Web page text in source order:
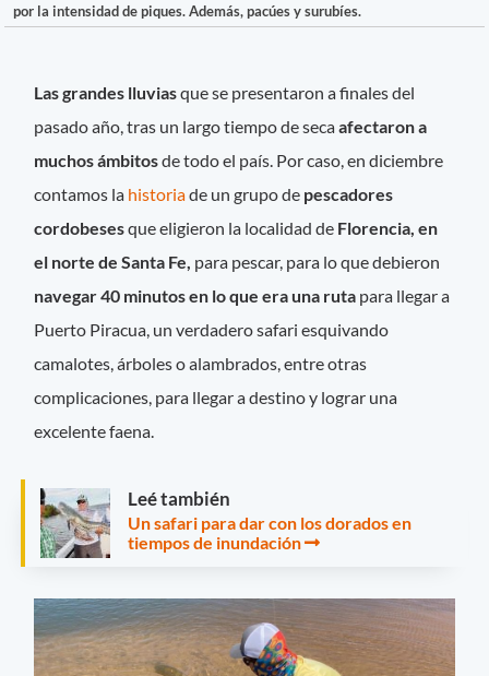
por la intensidad de piques. Además, pacúes y surubíes.
Las grandes lluviasque se presentaron a finales del
pasado año, tras un largo tiempo de secaafectaron a
muchos ámbitosde todo el país. Por caso, en diciembre
contamos la historiade un grupo de pescadores
cordobesesque eligieron la localidad de Florencia, en
el norte de Santa Fe, para pescar, para lo que debieron
navegar 40 minutos en lo que era una ruta para llegar a
Puerto Piracua, un verdadero safari esquivando
camalotes, árboles o alambrados, entre otras
complicaciones, para llegar a destino y lograr una
excelente faena.
Leé también
Un safari para dar con los dorados en
tiempos de inundación